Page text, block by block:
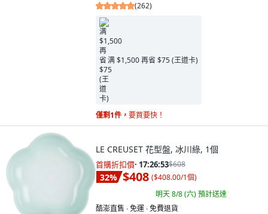
(262)
满 $1,500 再省 $75 (王道卡)
僅剩1件， 要買要快！
LE CREUSET 花型盤, 冰川綠, 1個
首購折扣價· 17:26:52$608
32% $408 ($408.00/1個)
明天 8/8 (六)預計送達
酷澎直售 ∙ 免運 ∙ 免費退貨